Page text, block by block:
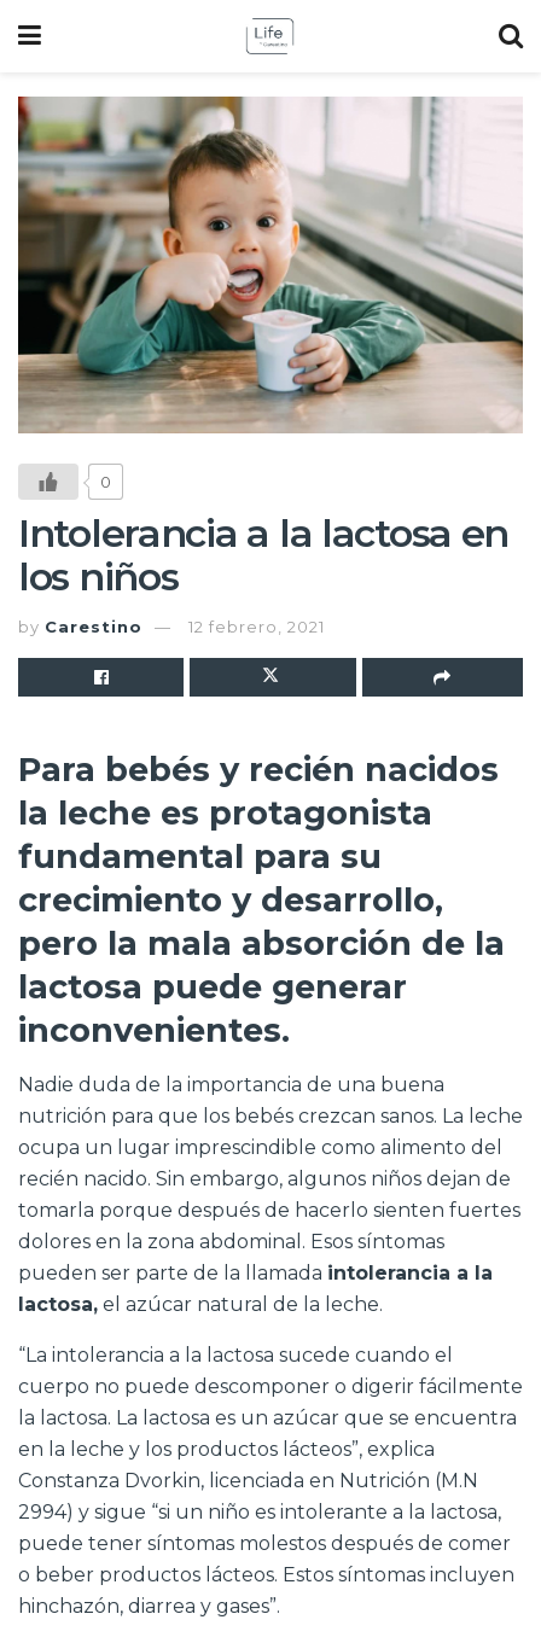
0
Intolerancia a la lactosa en
los niños
by Carestino 12 febrero, 2021
Para bebés y recién nacidos
la leche es protagonista
fundamental para su
crecimiento y desarrollo,
pero la mala absorción de la
lactosa puede generar
inconvenientes.
Nadie duda de la importancia de una buena
nutrición para que los bebés crezcan sanos. La leche
ocupa un lugar imprescindible como alimento del
recién nacido. Sin embargo, algunos niños dejan de
tomarla porque después de hacerlo sienten fuertes
dolores en la zona abdominal. Esos síntomas
pueden ser parte de la llamada intolerancia a la
lactosa, el azúcar natural de la leche.
“La intolerancia a la lactosa sucede cuando el
cuerpo no puede descomponer o digerir fácilmente
la lactosa. La lactosa es un azúcar que se encuentra
en la leche y los productos lácteos”, explica
Constanza Dvorkin, licenciada en Nutrición (M.N
2994) y sigue “si un niño es intolerante a la lactosa,
puede tener síntomas molestos después de comer
o beber productos lácteos. Estos síntomas incluyen
hinchazón, diarrea y gases”.